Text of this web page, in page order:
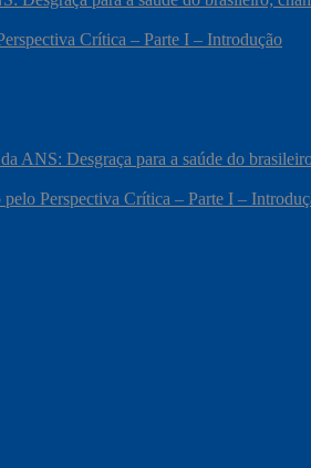
Crítica – Parte I – Introdução
ANS: Desgraça para a saúde do
Perspectiva Crítica – Parte I –